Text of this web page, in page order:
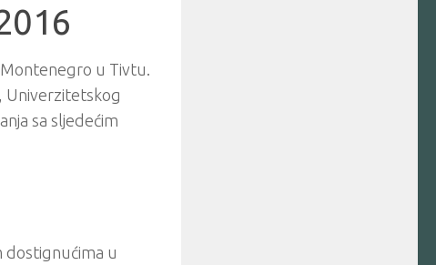
u Tivtu.
Univerzitetskog
sa sljedećim
dostignućima u